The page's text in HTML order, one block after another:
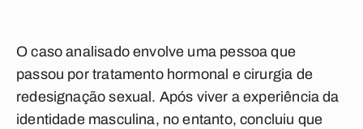
O caso analisado envolve uma pessoa que
passou por tratamento hormonal e cirurgia de
redesignação sexual. Após viver a experiência da
identidade masculina, no entanto, concluiu que